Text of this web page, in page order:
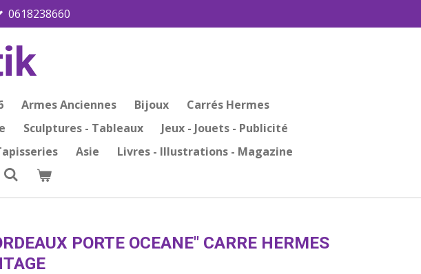
0618238660
Armes Anciennes Bijoux
Carrés Hermes
Sculptures - Tableaux
Jeux - Jouets - Publicité
Asie
Livres - Illustrations - Magazine
PORTE OCEANE" CARRE HERMES